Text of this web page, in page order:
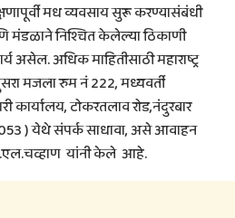
मध व्यवसाय सुरू करण्यासंबंधी
निश्चित केलेल्या ठिकाणी
असेल. अधिक माहितीसाठी महाराष्ट्र
मजला रुम नं 222, मध्यवर्ती
कार्यालय, टोकरतलाव रोड,नंदुरबार
) येथे संपर्क साधावा, असे आवाहन
यांनी केले आहे.